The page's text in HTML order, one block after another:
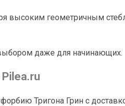
высоким геометричным
даже для начинающих.
Тригона Грин с